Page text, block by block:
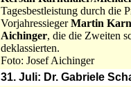
Tagesbestleistung durch die
VorjahressiegerMartin
Aichinger, die die Zweiten
deklassierten.
Foto: Josef Aichinger
31. Juli: Dr. Gabriele